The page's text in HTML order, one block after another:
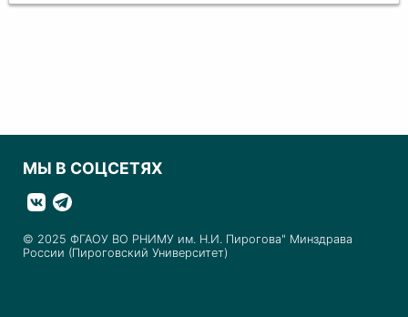
МЫ В СОЦСЕТЯХ
© 2025 ФГАОУ ВО РНИМУ им. Н.И. Пирогова" Минздрава
России (Пироговский Университет)